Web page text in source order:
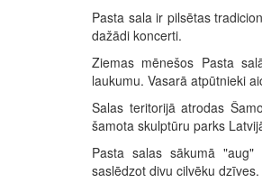
Pasta sala ir pilsētas
dažādi koncerti.
Ziemas mēnešos Pasta
laukumu. Vasarā atpūtnieki
Salas teritorijā atrodas
šamota skulptūru parks
Pasta salas sākumā "aug"
saslēdzot divu cilvēku dzīves.